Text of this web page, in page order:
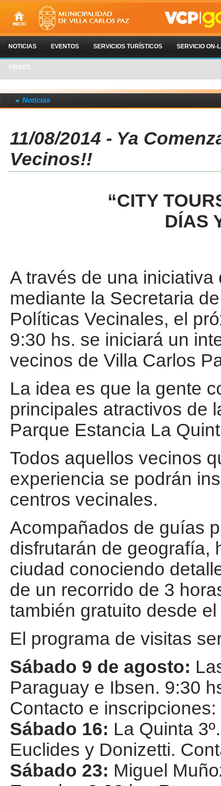
NOTICIAS EVENTOS SERVICIOS TURÍSTICOS SERVICIO ON-
VIDEOS
Noticias
11/08/2014 - Ya
Vecinos!!
“CITY
DÍAS
A través de una
mediante la Secretaria
Políticas Vecinales, el
9:30 hs. se iniciará un
vecinos de Villa Carlos
La idea es que la gente
principales atractivos de
Parque Estancia La
Todos aquellos vecinos
experiencia se podrán
centros vecinales.
Acompañados de guías
disfrutarán de geografía,
ciudad conociendo
de un recorrido de 3
también gratuito desde
El programa de visitas
Sábado 9 de agosto:
Paraguay e Ibsen. 9:30
Contacto e
Sábado 16: La Quinta
Euclides y Donizetti.
Sábado 23: Miguel